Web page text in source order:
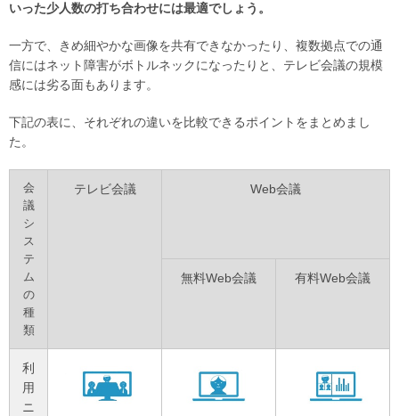
いった少人数の打ち合わせには最適でしょう。
一方で、きめ細やかな画像を共有できなかったり、複数拠点での通
信にはネット障害がボトルネックになったりと、テレビ会議の規模
感には劣る面もあります。
下記の表に、それぞれの違いを比較できるポイントをまとめまし
た。
会
議
シ
ス
テ
ム
の
種
類
テレビ会議 Web会議
無料Web会議 有料Web会議
利
用
ニ